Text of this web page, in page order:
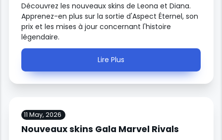
Découvrez les nouveaux skins de Leona et Diana.
Apprenez-en plus sur la sortie d'Aspect Éternel, son
prix et les mises à jour concernant l'histoire
légendaire.
Lire Plus
11 May, 2026
Nouveaux skins Gala Marvel Rivals